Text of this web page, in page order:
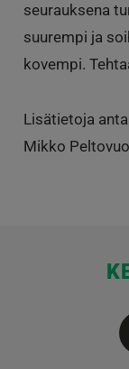
seurauksena
suurempi ja
kovempi.
Lisätietoja
Mikko